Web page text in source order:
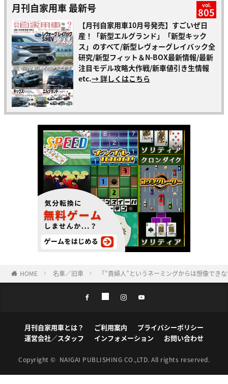
月刊自家用車 最新号 vol.
805
【月刊自家用車10月号発売】すごいぜ日
産！「新型エルグランド」「新型キック
ス」のすべて/新型レヴォーグレイバック全
研究/新型フィット＆N-BOX最新情報/最新
注目モデル攻略大作戦/新車値引き生情報
etc.→ 詳しくはこちら
HOME 名車／旧車 「”貴婦人”というネーミングからは想像でき
月刊自家用車とは？ ご利用案内
プライバシーポリシー
運営会社／スタッフ
インフォメーション お問い合わせ
Copyright © NAIGAI PUBLISHING CO.,LTD. All rights reserved.